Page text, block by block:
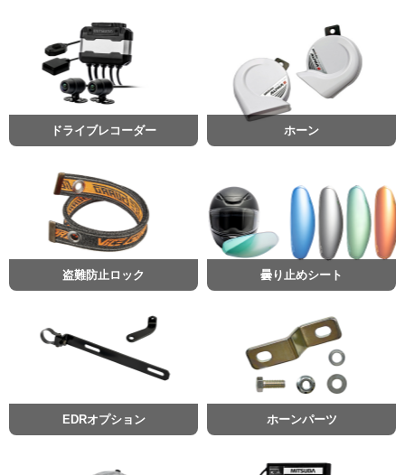
ドライブレコーダー ホーン
盗難防止ロック 曇り止めシート
EDRオプション ホーンパーツ